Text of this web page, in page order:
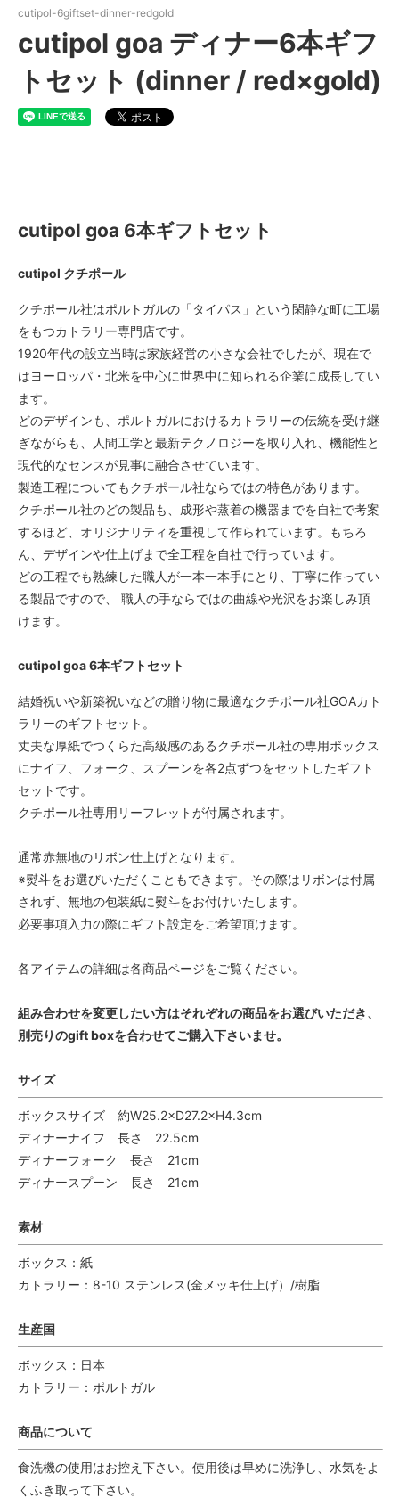
cutipol-6giftset-dinner-redgold
cutipol goa ディナー6本ギフ
トセット (dinner / red×gold)
cutipol goa 6本ギフトセット
cutipol クチポール
クチポール社はポルトガルの「タイパス」という閑静な町に工場
をもつカトラリー専門店です。
1920年代の設立当時は家族経営の小さな会社でしたが、現在で
はヨーロッパ・北米を中心に世界中に知られる企業に成長してい
ます。
どのデザインも、ポルトガルにおけるカトラリーの伝統を受け継
ぎながらも、人間工学と最新テクノロジーを取り入れ、機能性と
現代的なセンスが見事に融合させています。
製造工程についてもクチポール社ならではの特色があります。
クチポール社のどの製品も、成形や蒸着の機器までを自社で考案
するほど、オリジナリティを重視して作られています。もちろ
ん、デザインや仕上げまで全工程を自社で行っています。
どの工程でも熟練した職人が一本一本手にとり、丁寧に作ってい
る製品ですので、 職人の手ならではの曲線や光沢をお楽しみ頂
けます。
cutipol goa 6本ギフトセット
結婚祝いや新築祝いなどの贈り物に最適なクチポール社GOAカト
ラリーのギフトセット。
丈夫な厚紙でつくらた高級感のあるクチポール社の専用ボックス
にナイフ、フォーク、スプーンを各2点ずつをセットしたギフト
セットです。
クチポール社専用リーフレットが付属されます。
通常赤無地のリボン仕上げとなります。
※熨斗をお選びいただくこともできます。その際はリボンは付属
されず、無地の包装紙に熨斗をお付けいたします。
必要事項入力の際にギフト設定をご希望頂けます。
各アイテムの詳細は各商品ページをご覧ください。
組み合わせを変更したい方はそれぞれの商品をお選びいただき、
別売りのgift boxを合わせてご購入下さいませ。
サイズ
ボックスサイズ 約W25.2×D27.2×H4.3cm
ディナーナイフ 長さ 22.5cm
ディナーフォーク 長さ 21cm
ディナースプーン 長さ 21cm
素材
ボックス：紙
カトラリー：8-10 ステンレス(金メッキ仕上げ）/樹脂
生産国
ボックス：日本
カトラリー：ポルトガル
商品について
食洗機の使用はお控え下さい。使用後は早めに洗浄し、水気をよ
くふき取って下さい。